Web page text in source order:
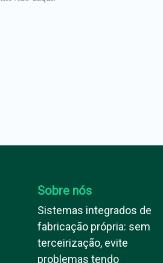
Sobre nós
Sistemas integrados de
fabricação própria: sem
terceirização, evite
problemas tendo